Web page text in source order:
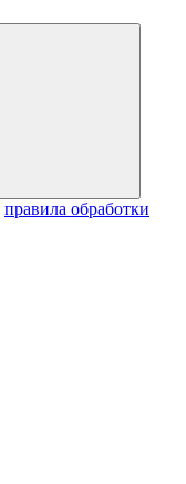
правила обработки